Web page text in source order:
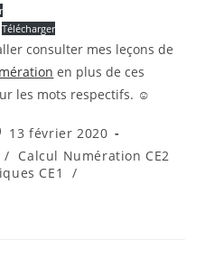
Télécharger
consulter mes leçons de
en plus de ces
les mots respectifs. ☺
:
13 février 2020
/ Calcul Numération CE2
CE1
/